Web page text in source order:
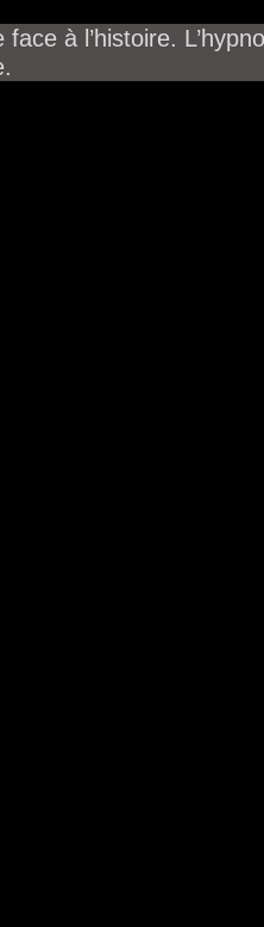
à l’histoire.